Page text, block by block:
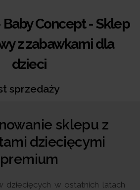
Baby Concept - Sklep
z zabawkami dla
dzieci
sprzedaży
sklepu z
dziecięcymi
premium
dziecięcych w ostatnich latach